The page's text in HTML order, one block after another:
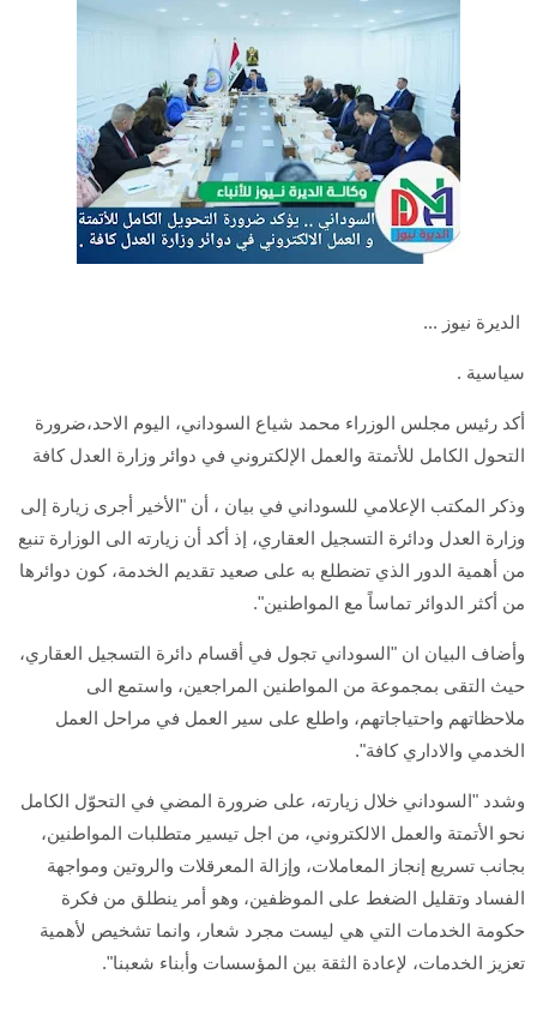
الديرة نيوز ...
سياسية .
أكد رئيس مجلس الوزراء محمد شياع السوداني، اليوم الاحد،ضرورة
التحول الكامل للأتمتة والعمل الإلكتروني في دوائر وزارة العدل كافة
وذكر المكتب الإعلامي للسوداني في بيان ، أن "الأخير أجرى زيارة إلى
وزارة العدل ودائرة التسجيل العقاري، إذ أكد أن زيارته الى الوزارة تنبع
من أهمية الدور الذي تضطلع به على صعيد تقديم الخدمة، كون دوائرها
من أكثر الدوائر تماساً مع المواطنين".
وأضاف البيان ان "السوداني تجول في أقسام دائرة التسجيل العقاري،
حيث التقى بمجموعة من المواطنين المراجعين، واستمع الى
ملاحظاتهم واحتياجاتهم، واطلع على سير العمل في مراحل العمل
الخدمي والاداري كافة".
وشدد "السوداني خلال زيارته، على ضرورة المضي في التحوّل الكامل
نحو الأتمتة والعمل الالكتروني، من اجل تيسير متطلبات المواطنين،
بجانب تسريع إنجاز المعاملات، وإزالة المعرقلات والروتين ومواجهة
الفساد وتقليل الضغط على الموظفين، وهو أمر ينطلق من فكرة
حكومة الخدمات التي هي ليست مجرد شعار، وانما تشخيص لأهمية
تعزيز الخدمات، لإعادة الثقة بين المؤسسات وأبناء شعبنا".